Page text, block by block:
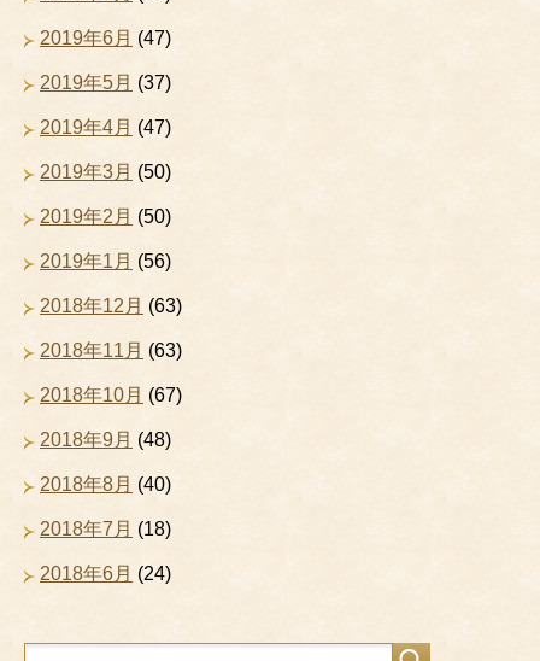
2019年6月 (47)
2019年5月 (37)
2019年4月 (47)
2019年3月 (50)
2019年2月 (50)
2019年1月 (56)
2018年12月 (63)
2018年11月 (63)
2018年10月 (67)
2018年9月 (48)
2018年8月 (40)
2018年7月 (18)
2018年6月 (24)